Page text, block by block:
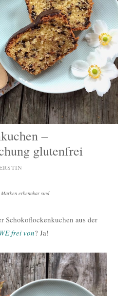
–
glutenfrei
erkennbar sind
Schokoflockenkuchen aus der
frei von? Ja!